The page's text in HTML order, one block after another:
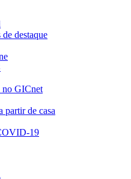
destaque
no GICnet
partir de casa
19